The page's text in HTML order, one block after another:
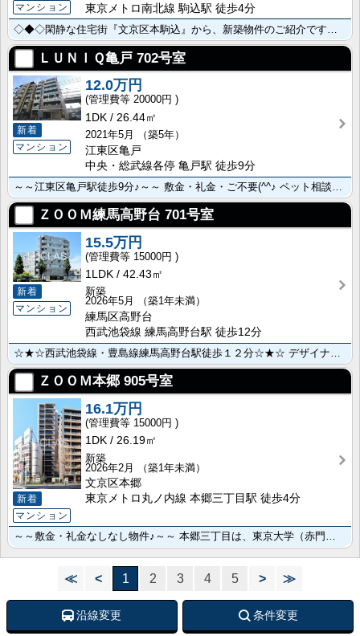
マンション
東京メトロ南北線 駒込駅 徒歩4分
ＬＵＮＩＱ亀戸 702号室
新着
マンション
12.0万円
20000円
1DK
26.44㎡
2021年5月
（築5年）
江東区亀戸
中央・総武線各停 亀戸駅 徒歩9分
ＺＯＯＭ練馬高野台 701号室
新着
マンション
15.5万円
15000円
1LDK
42.43㎡
新築
2026年5月
（築1年未満）
練馬区高野台
西武池袋線 練馬高野台駅 徒歩12分
☆★☆西武池袋線・豊島線練馬高野台駅徒歩１２分☆★☆ デザイナーズ物件♪二人入居やペット飼育可能なお･･･
ＺＯＯＭ本郷 905号室
新着
マンション
16.1万円
15000円
1DK
26.19㎡
新築
2026年2月
（築1年未満）
文京区本郷
東京メトロ丸ノ内線 本郷三丁目駅 徒歩4分
～～敷金・礼金なしなし物件♪～～ 本郷三丁目は、東京大学（赤門）の最寄り駅として知られる、歴史と知性･･･
≪ < 1 2 3 4 5 > ≫
沿線変更 条件変更